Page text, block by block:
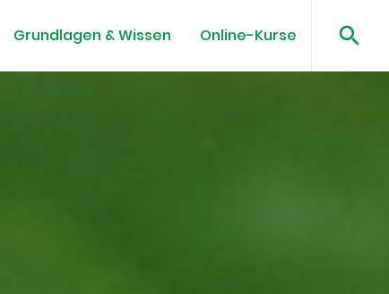
Grundlagen & Wissen Online-Kurse